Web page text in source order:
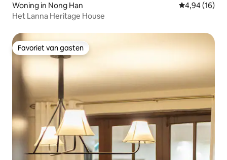
Woning in Nong Han Gemiddelde
4,94 (16)
Het Lanna Heritage House
Favoriet van gasten
Favoriet van gasten